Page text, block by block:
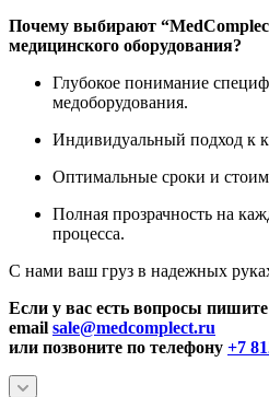
Почему выбирают “
медицинского оборудования?
Глубокое понимание
медоборудования.
Индивидуальный подход к
Оптимальные сроки и
Полная прозрачность на
процесса.
С нами ваш груз в надежных
Если у вас есть вопросы
email sale@medcomplect.ru
или позвоните по телефону +7